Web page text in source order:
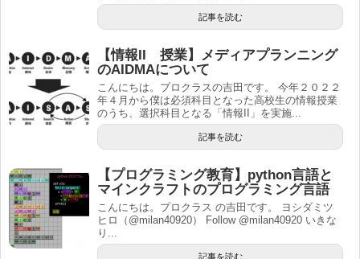
記事を読む
【情報II 授業】メディアプランニング
のAIDMAについて
こんにちは。プロクラスの吉田です。 今年２０２２
年４月から僕は必須科目となった高校生の情報授業
のうち、選択科目となる「情報II」を実施...
記事を読む
【プログラミング教育】python言語と
マインクラフトのプログラミング言語
こんにちは。プロクラス の吉田です。 ヨシダミツ
ヒロ（@milan40920） Follow @milan40920 いきな
り...
記事を読む